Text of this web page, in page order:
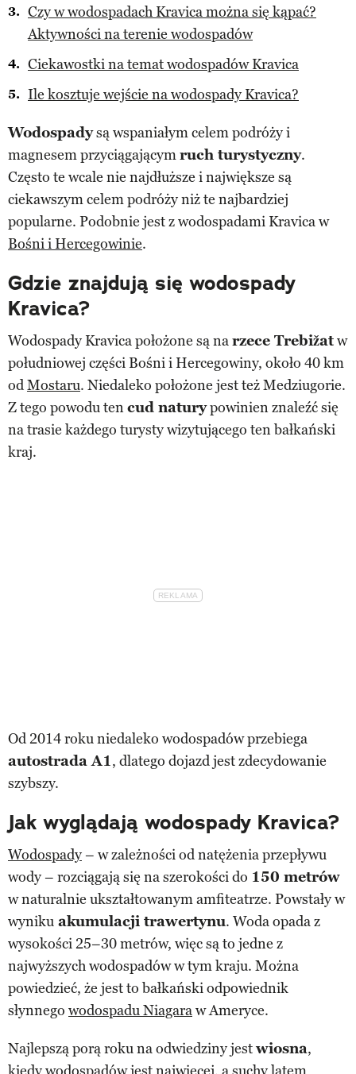
Czy w wodospadach Kravica można się kąpać?
Aktywności na terenie wodospadów
Ciekawostki na temat wodospadów Kravica
Ile kosztuje wejście na wodospady Kravica?
Wodospadysą wspaniałym celem podróży i
magnesem przyciągającymruch turystyczny.
Często te wcale nie najdłuższe i największe są
ciekawszym celem podróży niż te najbardziej
popularne. Podobnie jest z wodospadami Kravica w
Bośni i Hercegowinie.
Gdzie znajdują się wodospady
Kravica?
Wodospady Kravica położone są narzece Trebižatw
południowej części Bośni i Hercegowiny, około 40 km
odMostaru. Niedaleko położone jest też Medziugorie.
Z tego powodu tencud naturypowinien znaleźć się
na trasie każdego turysty wizytującego ten bałkański
kraj.
Od 2014 roku niedaleko wodospadów przebiega
autostrada A1, dlatego dojazd jest zdecydowanie
szybszy.
Jak wyglądają wodospady Kravica?
Wodospady– w zależności od natężenia przepływu
wody – rozciągają się na szerokości do 150 metrów
w naturalnie ukształtowanym amfiteatrze. Powstały w
wyniku akumulacji trawertynu. Woda opada z
wysokości 25–30 metrów, więc są to jedne z
najwyższych wodospadów w tym kraju. Można
powiedzieć, że jest to bałkański odpowiednik
słynnego wodospadu Niagaraw Ameryce.
Najlepszą porą roku na odwiedziny jestwiosna,